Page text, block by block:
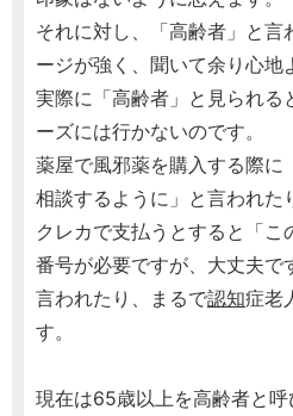
それに対し、「高齢者」と言
ージが強く、聞いて余り心地
実際に「高齢者」と見られる
ーズには行かないのです。
薬屋で風邪薬を購入する際に
相談するように」と言われた
クレカで支払うとすると「こ
番号が必要ですが、大丈夫で
言われたり、まるで認知症老
す。
現在は65歳以上を高齢者と